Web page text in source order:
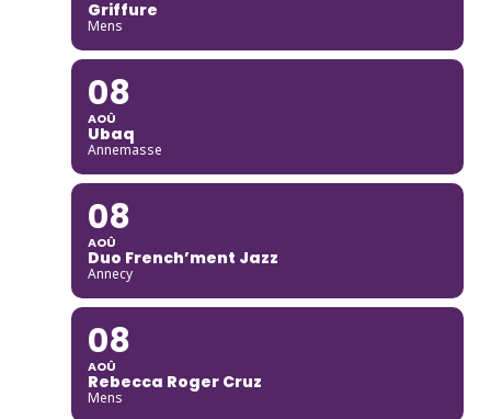
Griffure
Mens
08
AOÛ
Ubaq
Annemasse
08
AOÛ
Duo French’ment Jazz
Annecy
08
AOÛ
Rebecca Roger Cruz
Mens